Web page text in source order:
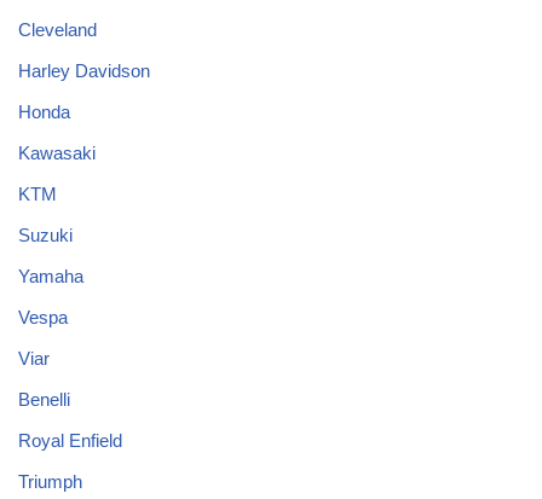
Cleveland
Harley Davidson
Honda
Kawasaki
KTM
Suzuki
Yamaha
Vespa
Viar
Benelli
Royal Enfield
Triumph